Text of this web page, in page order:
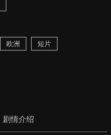
欧洲 短片
剧情介绍